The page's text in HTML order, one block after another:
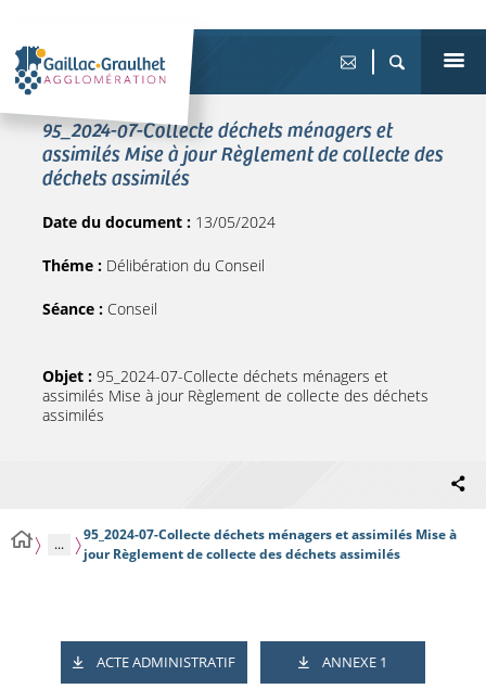
95_2024-07-Collecte déchets ménagers et
assimilés Mise à jour Règlement de collecte des
déchets assimilés
Date du document : 13/05/2024
Théme : Délibération du Conseil
Séance : Conseil
Objet : 95_2024-07-Collecte déchets ménagers et
assimilés Mise à jour Règlement de collecte des déchets
assimilés
...
95_2024-07-Collecte déchets ménagers et assimilés Mise à
jour Règlement de collecte des déchets assimilés
ACTE ADMINISTRATIF ANNEXE 1